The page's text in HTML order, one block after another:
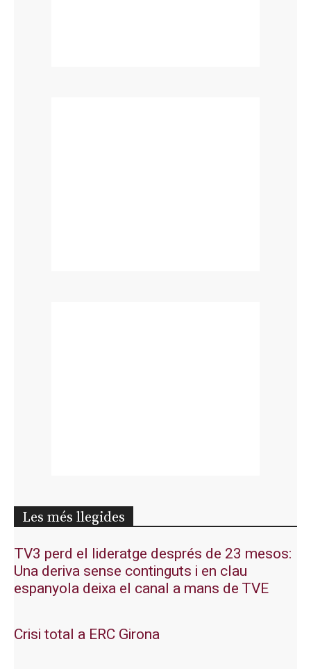
Les més llegides
TV3 perd el lideratge després de 23 mesos:
Una deriva sense continguts i en clau
espanyola deixa el canal a mans de TVE
Crisi total a ERC Girona